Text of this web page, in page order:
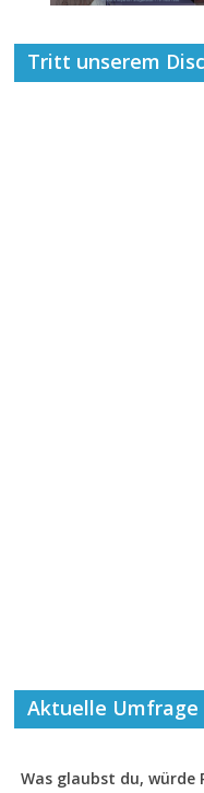
Tritt unserem
Aktuelle Umfrage
Was glaubst du, würde